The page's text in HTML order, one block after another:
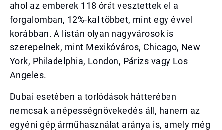
ahol az emberek 118 órát vesztettek el a
forgalomban, 12%-kal többet, mint egy évvel
korábban. A listán olyan nagyvárosok is
szerepelnek, mint Mexikóváros, Chicago, New
York, Philadelphia, London, Párizs vagy Los
Angeles.
Dubai esetében a torlódások hátterében
nemcsak a népességnövekedés áll, hanem az
egyéni gépjárműhasználat aránya is, amely még